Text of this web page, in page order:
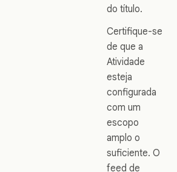
do título.
Certifique-se
de que a
Atividade
esteja
configurada
com um
escopo
amplo o
suficiente. O
feed de